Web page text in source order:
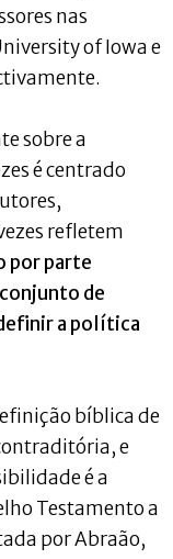
nas
of Iowa e
sobre a
é centrado
refletem
por parte
de
a política
bíblica de
e
é a
Testamento a
por Abraão,